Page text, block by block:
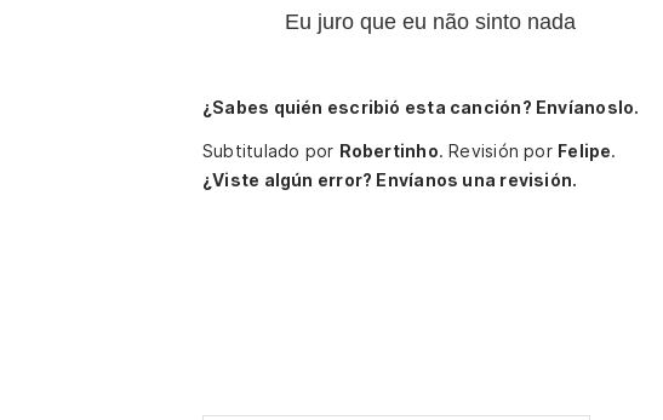
Eu juro que eu não sinto nada
¿Sabes quién escribió esta canción? Envíanoslo.
Subtitulado por Robertinho.Revisión por Felipe.
¿Viste algún error? Envíanos una revisión.